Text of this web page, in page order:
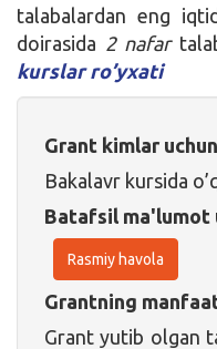
talabalardan eng
doirasida 2 nafar
kurslar ro’yxati
Grant kimlar
Bakalavr kursida
Batafsil ma'lumot
Rasmiy havola
Grantning
Grant yutib olgan